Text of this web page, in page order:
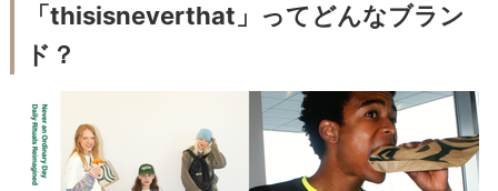
「thisisneverthat」ってどんなブラン
ド？